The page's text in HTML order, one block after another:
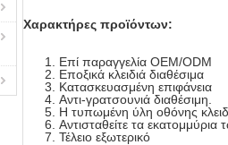
Χαρακτήρες προϊόντων:
Επί παραγγελία OEM/ODM
Εποξικά κλειδιά διαθέσιμα
Κατασκευασμένη επιφάνεια
Αντι-γρατσουνιά διαθέσιμη.
Η τυπωμένη ύλη οθόνης
Αντισταθείτε τα εκατομμύρια
Τέλειο εξωτερικό